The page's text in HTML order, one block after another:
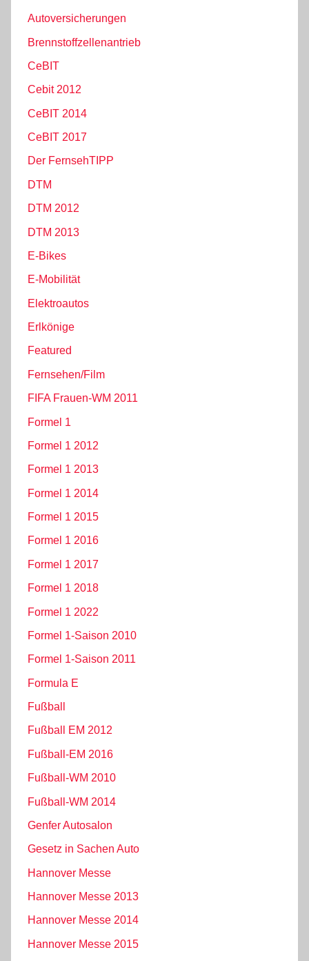
Autoversicherungen
Brennstoffzellenantrieb
CeBIT
Cebit 2012
CeBIT 2014
CeBIT 2017
Der FernsehTIPP
DTM
DTM 2012
DTM 2013
E-Bikes
E-Mobilität
Elektroautos
Erlkönige
Featured
Fernsehen/Film
FIFA Frauen-WM 2011
Formel 1
Formel 1 2012
Formel 1 2013
Formel 1 2014
Formel 1 2015
Formel 1 2016
Formel 1 2017
Formel 1 2018
Formel 1 2022
Formel 1-Saison 2010
Formel 1-Saison 2011
Formula E
Fußball
Fußball EM 2012
Fußball-EM 2016
Fußball-WM 2010
Fußball-WM 2014
Genfer Autosalon
Gesetz in Sachen Auto
Hannover Messe
Hannover Messe 2013
Hannover Messe 2014
Hannover Messe 2015